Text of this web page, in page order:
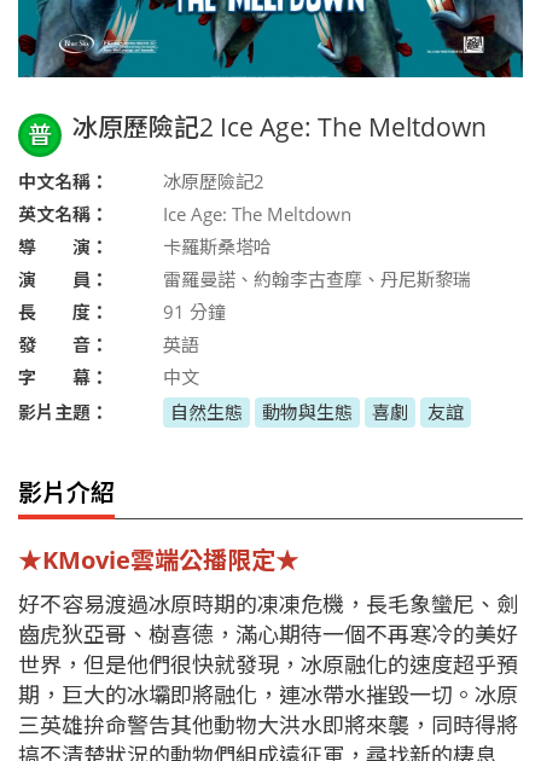
普 冰原歷險記2 Ice Age: The Meltdown
中文名稱：
冰原歷險記2
英文名稱：
Ice Age: The Meltdown
導 演：
卡羅斯桑塔哈
演 員：
雷羅曼諾、約翰李古查摩、丹尼斯黎瑞
長 度：
91 分鐘
發 音：
英語
字 幕：
中文
影片主題：
自然生態 動物與生態 喜劇 友誼
影片介紹
★KMovie雲端公播限定★
好不容易渡過冰原時期的凍凍危機，長毛象蠻尼、劍
齒虎狄亞哥、樹喜德，滿心期待一個不再寒冷的美好
世界，但是他們很快就發現，冰原融化的速度超乎預
期，巨大的冰壩即將融化，連冰帶水摧毀一切。冰原
三英雄拚命警告其他動物大洪水即將來襲，同時得將
搞不清楚狀況的動物們組成遠征軍，尋找新的棲息